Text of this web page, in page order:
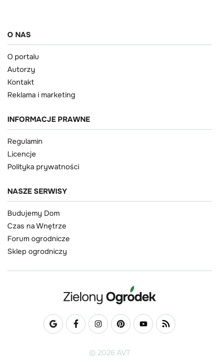
O NAS
O portalu
Autorzy
Kontakt
Reklama i marketing
INFORMACJE PRAWNE
Regulamin
Licencje
Polityka prywatności
NASZE SERWISY
Budujemy Dom
Czas na Wnętrze
Forum ogrodnicze
Sklep ogrodniczy
© 2026 AVT